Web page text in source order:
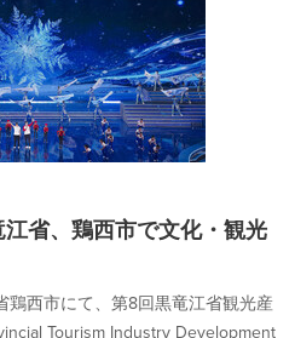
省、鶏西市で文化・観光
鶏西市にて、第8回黒竜江省観光産
Tourism Industry Development